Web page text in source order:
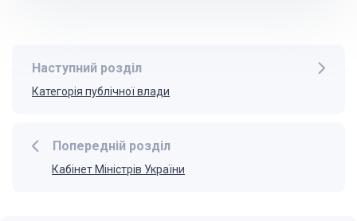
Попередній розділ
Кабінет Міністрів України
Наступний розділ
Категорія публічної влади